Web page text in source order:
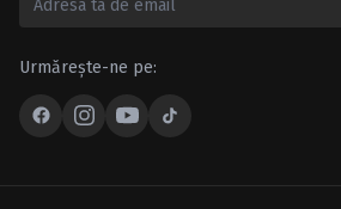
Urmărește-ne pe: